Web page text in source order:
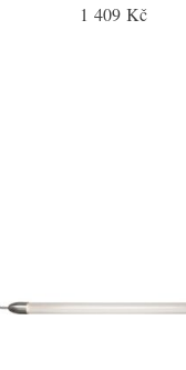
1 409 Kč